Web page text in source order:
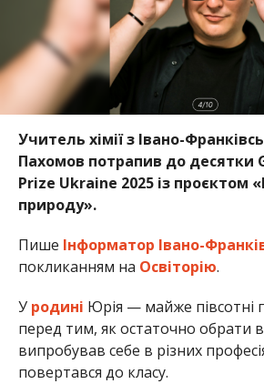
Учитель хімії з Івано-
Пахомов потрапив до десятки
Prize Ukraine 2025 із проєктом
природу».
Пише Інформатор Івано-
покликанням на Освіторію.
У родині Юрія — майже півсотні
перед тим, як остаточно обрати
випробував себе в різних
повертався до класу.